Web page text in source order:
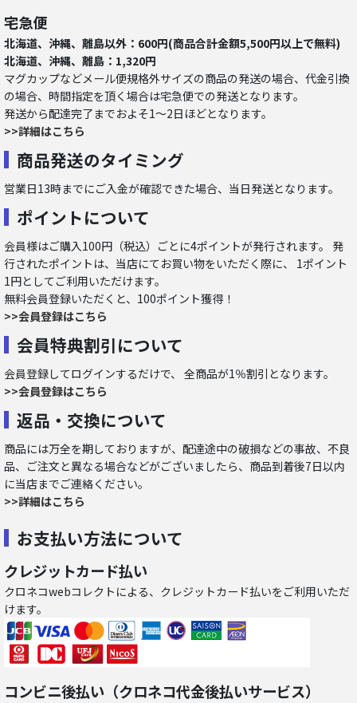
宅急便
北海道、沖縄、離島以外：600円(商品合計金額5,500円以上で無料)
北海道、沖縄、離島：1,320円
マグカップなどメール便規格外サイズの商品の発送の場合、代金引換
の場合、時間指定を頂く場合は宅急便での発送となります。
発送から配達完了までおよそ1～2日ほどとなります。
>>詳細はこちら
商品発送のタイミング
営業日13時までにご入金が確認できた場合、当日発送となります。
ポイントについて
会員様はご購入100円（税込）ごとに4ポイントが発行されます。 発
行されたポイントは、当店にてお買い物をいただく際に、 1ポイント
1円としてご利用いただけます。
無料会員登録いただくと、100ポイント獲得！
>>会員登録はこちら
会員特典割引について
会員登録してログインするだけで、 全商品が1％割引となります。
>>会員登録はこちら
返品・交換について
商品には万全を期しておりますが、配達途中の破損などの事故、不良
品、ご注文と異なる場合などがございましたら、商品到着後7日以内
に当店までご連絡ください。
>>詳細はこちら
お支払い方法について
クレジットカード払い
クロネコwebコレクトによる、クレジットカード払いをご利用いただ
けます。
コンビニ後払い（クロネコ代金後払いサービス）